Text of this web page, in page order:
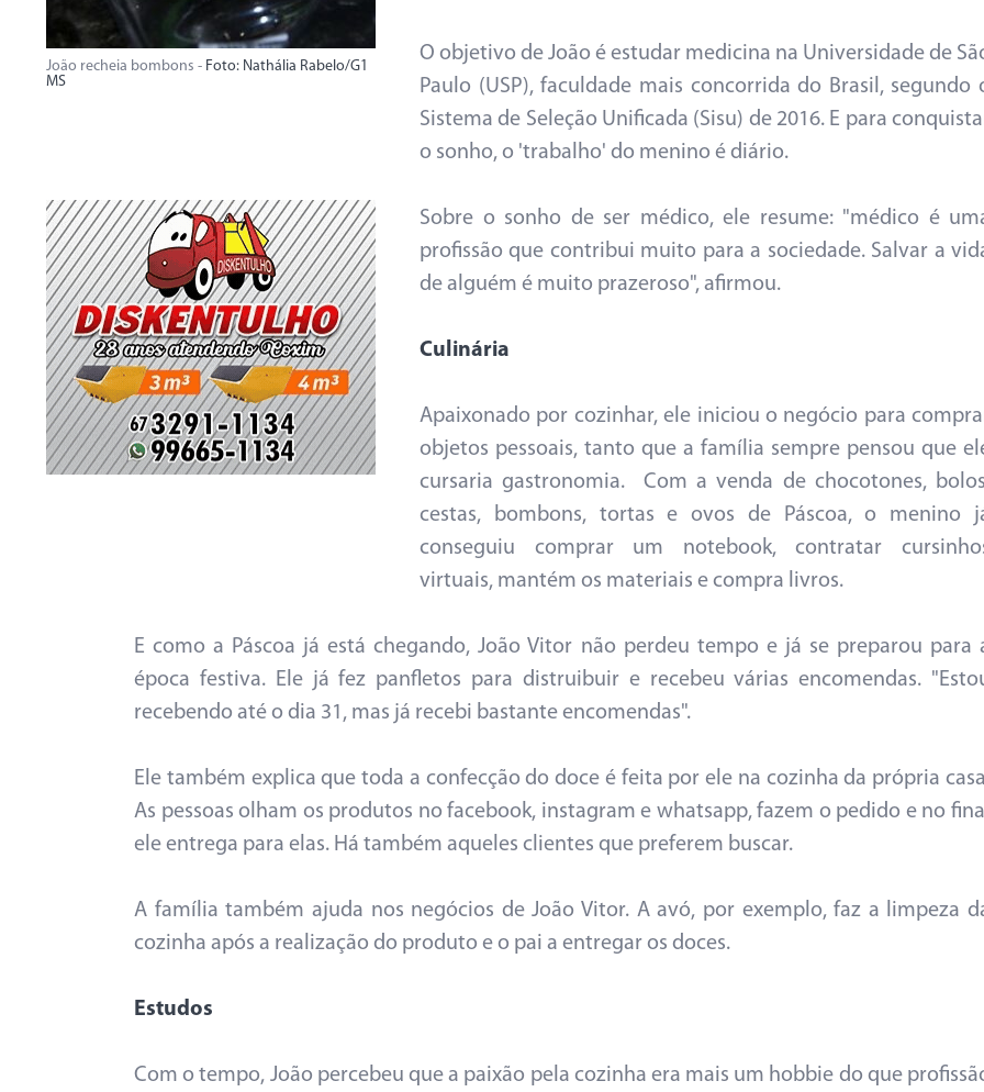
João recheia bombons - Foto: Nathália Rabelo/G1
MS
O objetivo de João é estudar medicina na Universidade de
Paulo (USP), faculdade mais concorrida do Brasil, segundo
Sistema de Seleção Unificada (Sisu) de 2016. E para
o sonho, o 'trabalho' do menino é diário.
Sobre o sonho de ser médico, ele resume: "médico é
profissão que contribui muito para a sociedade. Salvar a
de alguém é muito prazeroso", afirmou.
Culinária
Apaixonado por cozinhar, ele iniciou o negócio para
objetos pessoais, tanto que a família sempre pensou que
cursaria gastronomia. Com a venda de chocotones,
cestas, bombons, tortas e ovos de Páscoa, o menino
conseguiu comprar um notebook, contratar
virtuais, mantém os materiais e compra livros.
E como a Páscoa já está chegando, João Vitor não perdeu tempo e já se preparou para
época festiva. Ele já fez panfletos para distruibuir e recebeu várias encomendas.
recebendo até o dia 31, mas já recebi bastante encomendas".
Ele também explica que toda a confecção do doce é feita por ele na cozinha da própria
As pessoas olham os produtos no facebook, instagram e whatsapp, fazem o pedido e no
ele entrega para elas. Há também aqueles clientes que preferem buscar.
A família também ajuda nos negócios de João Vitor. A avó, por exemplo, faz a limpeza
cozinha após a realização do produto e o pai a entregar os doces.
Estudos
Com o tempo, João percebeu que a paixão pela cozinha era mais um hobbie do que